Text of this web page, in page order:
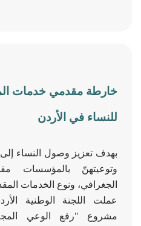
خارطة مقدمي خدمات
للنساء في الأردن
بهدف تعزيز وصول النساء إلى
وتوعيتهنّ بالمؤسسات
الجغرافي، ونوع الخدمات
عملت اللجنة الوطنية
مشروع "رفع الوعي